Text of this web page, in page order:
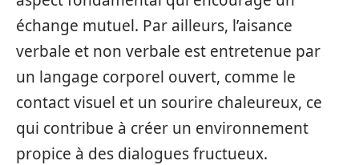
échange mutuel. Par ailleurs, l’aisance
verbale et non verbale est entretenue par
un langage corporel ouvert, comme le
contact visuel et un sourire chaleureux, ce
qui contribue à créer un environnement
propice à des dialogues fructueux.